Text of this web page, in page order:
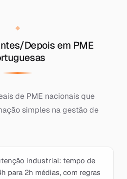
Depois em PME
de PME nacionais que
simples na gestão de
industrial: tempo de
para 2h médias, com regras